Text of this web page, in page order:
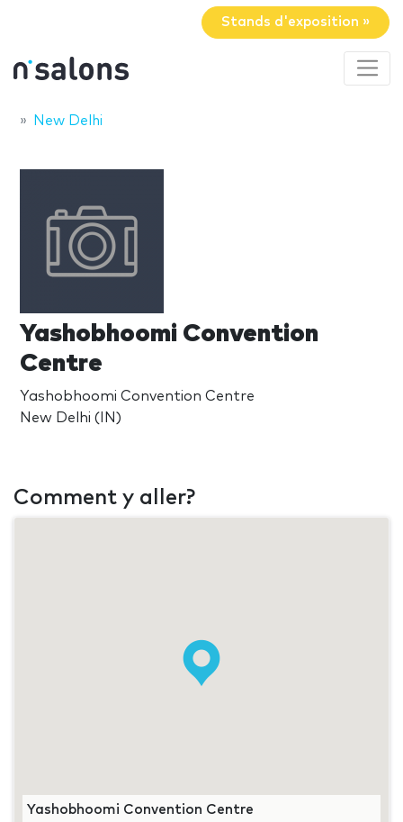
Stands d'exposition »
New Delhi
Yashobhoomi Convention
Centre
Yashobhoomi Convention Centre
New Delhi (IN)
Comment y aller?
Yashobhoomi Convention Centre